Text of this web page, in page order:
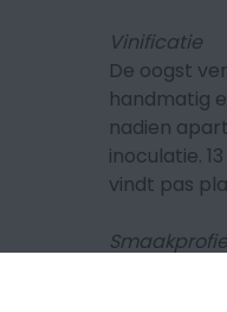
Vinificatie
De oogst
handmatig
nadien
inoculatie.
vindt pas